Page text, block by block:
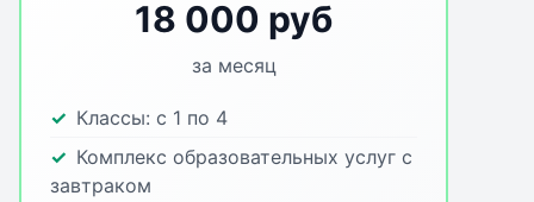
18 000 руб
за месяц
Классы: с 1 по 4
Комплекс образовательных услуг с
завтраком